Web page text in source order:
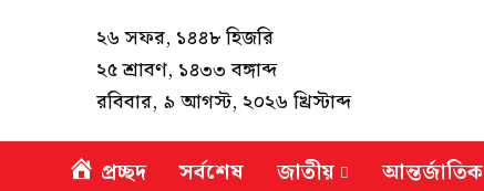
২৬ সফর, ১৪৪৮ হিজরি
২৫ শ্রাবণ, ১৪৩৩ বঙ্গাব্দ
রবিবার, ৯ আগস্ট, ২০২৬ খ্রিস্টাব্দ
প্রচ্ছদ সর্বশেষ জাতীয় আন্তর্জাতিক